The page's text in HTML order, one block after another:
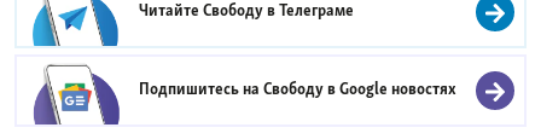
Читайте Свободу вТелеграме
Подпишитесь на Свободу вGoogle новостях